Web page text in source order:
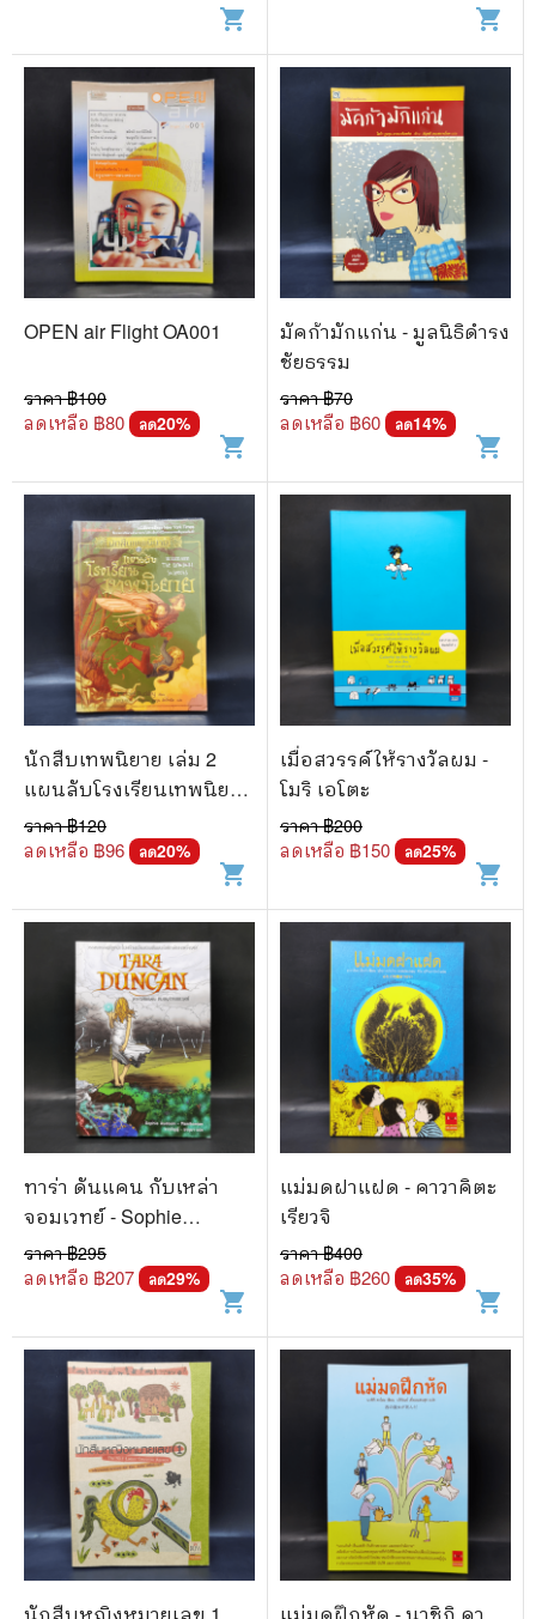
shopping_cart shopping_cart
OPEN air Flight OA001
ราคา ฿100
ลดเหลือ ฿80 ลด20%
shopping_cart
มัคก้ามักแก่น - มูลนิธิดำรง
ชัยธรรม
ราคา ฿70
ลดเหลือ ฿60 ลด14%
shopping_cart
นักสืบเทพนิยาย เล่ม 2
แผนลับโรงเรียนเทพนิยาย
- Michael Buckley
ราคา ฿120
ลดเหลือ ฿96 ลด20%
shopping_cart
เมื่อสวรรค์ให้รางวัลผม -
โมริ เอโตะ
ราคา ฿200
ลดเหลือ ฿150 ลด25%
shopping_cart
ทาร่า ดันแคน กับเหล่า
จอมเวทย์ - Sophie
Audouin Mamikonian
ราคา ฿295
ลดเหลือ ฿207 ลด29%
shopping_cart
แม่มดฝาแฝด - คาวาคิตะ
เรียวจิ
ราคา ฿400
ลดเหลือ ฿260 ลด35%
shopping_cart
นักสืบหญิงหมายเลข 1 แม่มดฝึกหัด - นาชิกิ คา